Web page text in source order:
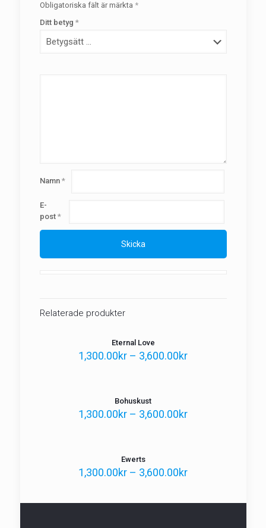
Obligatoriska fält är märkta *
Ditt betyg *
Namn *
E-
post *
Relaterade produkter
Eternal Love
1,300.00kr – 3,600.00kr
Bohuskust
1,300.00kr – 3,600.00kr
Ewerts
1,300.00kr – 3,600.00kr